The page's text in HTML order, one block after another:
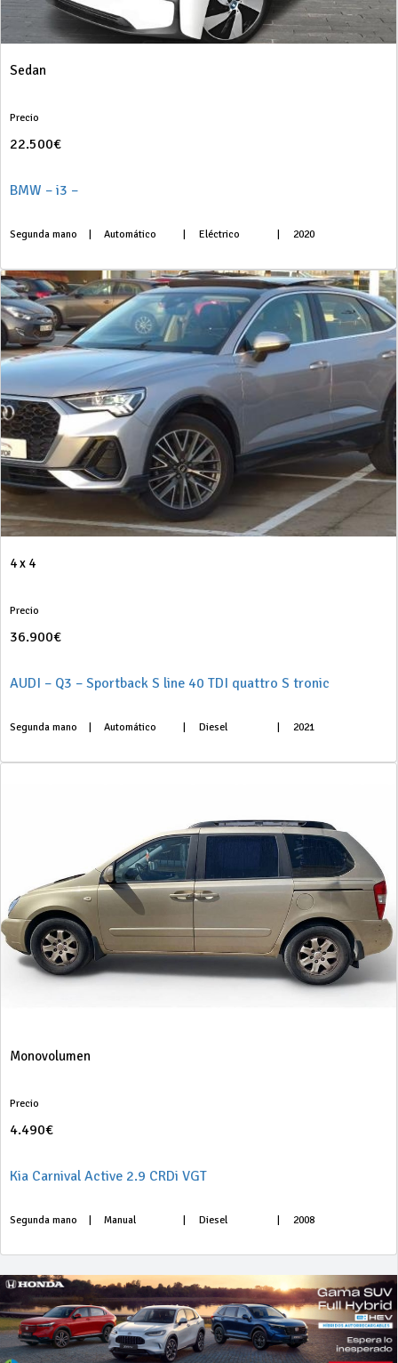
Sedan
Precio
22.500€
BMW – i3 –
Segunda mano Automático Eléctrico 2020
4 x 4
Precio
36.900€
AUDI – Q3 – Sportback S line 40 TDI quattro S tronic
Segunda mano Automático Diesel 2021
Monovolumen
Precio
4.490€
Kia Carnival Active 2.9 CRDi VGT
Segunda mano Manual Diesel 2008